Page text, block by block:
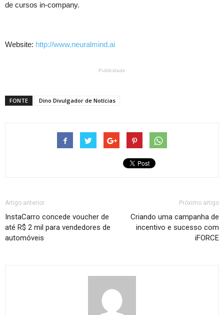
de cursos in-company.
Website: http://www.neuralmind.ai
Publicidade
FONTE Dino Divulgador de Notícias
Artigo anterior
InstaCarro concede voucher de
até R$ 2 mil para vendedores de
automóveis
Próximo artigo
Criando uma campanha de
incentivo e sucesso com
iFORCE